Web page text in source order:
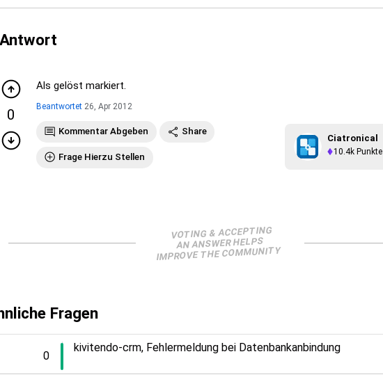
Antwort
0
Als gelöst markiert.
Beantwortet 26, Apr 2012
Ciatronical
10.4k Punkte
Kommentar Abgeben Share
Frage Hierzu Stellen
VOTING & ACCEPTING
AN ANSWER HELPS
IMPROVE THE COMMUNITY
Fragen
0
kivitendo-crm, Fehlermeldung bei Datenbankanbindung